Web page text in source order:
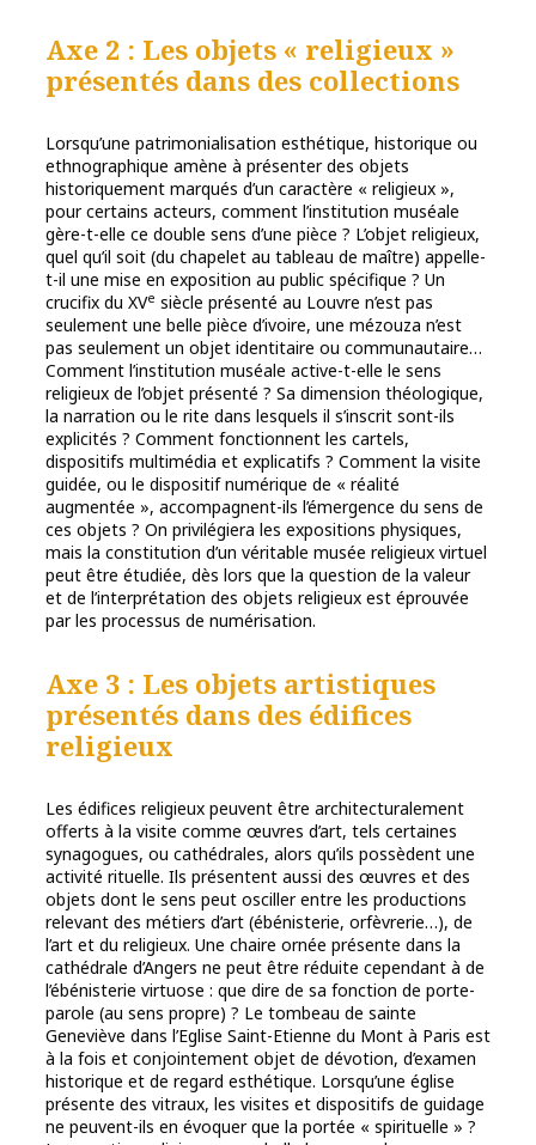
Axe 2 : Les objets « religieux »
présentés dans des collections
Lorsqu’une patrimonialisation esthétique, historique ou
ethnographique amène à présenter des objets
historiquement marqués d’un caractère « religieux »,
pour certains acteurs, comment l’institution muséale
gère-t-elle ce double sens d’une pièce ? L’objet religieux,
quel qu’il soit (du chapelet au tableau de maître) appelle-
t-il une mise en exposition au public spécifique ? Un
crucifix du XVe siècle présenté au Louvre n’est pas
seulement une belle pièce d’ivoire, une mézouza n’est
pas seulement un objet identitaire ou communautaire…
Comment l’institution muséale active-t-elle le sens
religieux de l’objet présenté ? Sa dimension théologique,
la narration ou le rite dans lesquels il s’inscrit sont-ils
explicités ? Comment fonctionnent les cartels,
dispositifs multimédia et explicatifs ? Comment la visite
guidée, ou le dispositif numérique de « réalité
augmentée », accompagnent-ils l’émergence du sens de
ces objets ? On privilégiera les expositions physiques,
mais la constitution d’un véritable musée religieux virtuel
peut être étudiée, dès lors que la question de la valeur
et de l’interprétation des objets religieux est éprouvée
par les processus de numérisation.
Axe 3 : Les objets artistiques
présentés dans des édifices
religieux
Les édifices religieux peuvent être architecturalement
offerts à la visite comme œuvres d’art, tels certaines
synagogues, ou cathédrales, alors qu’ils possèdent une
activité rituelle. Ils présentent aussi des œuvres et des
objets dont le sens peut osciller entre les productions
relevant des métiers d’art (ébénisterie, orfèvrerie…), de
l’art et du religieux. Une chaire ornée présente dans la
cathédrale d’Angers ne peut être réduite cependant à de
l’ébénisterie virtuose : que dire de sa fonction de porte-
parole (au sens propre) ? Le tombeau de sainte
Geneviève dans l’Eglise Saint-Etienne du Mont à Paris est
à la fois et conjointement objet de dévotion, d’examen
historique et de regard esthétique. Lorsqu’une église
présente des vitraux, les visites et dispositifs de guidage
ne peuvent-ils en évoquer que la portée « spirituelle » ?